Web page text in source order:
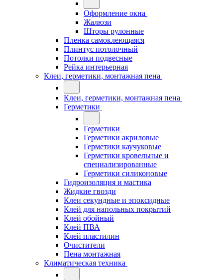
Оформление окна
Жалюзи
Шторы рулонные
Пленка самоклеющаяся
Плинтус потолочный
Потолки подвесные
Рейка интерьерная
Клеи, герметики, монтажная пена
Клеи, герметики, монтажная пена
Герметики
Герметики
Герметики акриловые
Герметики каучуковые
Герметики кровельные и
специализированные
Герметики силиконовые
Гидроизоляция и мастика
Жидкие гвозди
Клеи секундные и эпоксидные
Клей для напольных покрытий
Клей обойный
Клей ПВА
Клей пластилин
Очистители
Пена монтажная
Климатическая техника